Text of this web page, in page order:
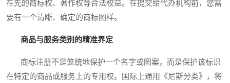
在先的商标权、著作权等合法权益。在提交给代办机构前，您需
要有一个清晰、确定的商标图样。
商品与服务类别的精准界定
商标注册不是笼统地保护一个名字或图案，而是保护该标识
在特定的商品或服务上的专用权。国际上通用《尼斯分类》，将